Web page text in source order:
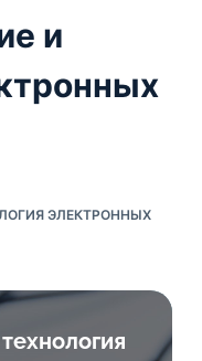
и
ЭЛЕКТРОННЫХ